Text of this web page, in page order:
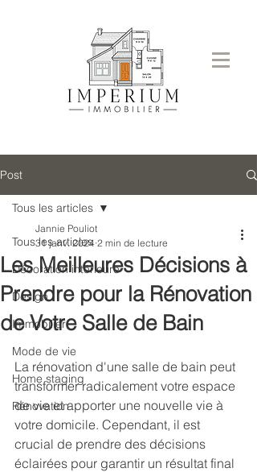
Post
Tous les articles
Décoration intérieure
Design
Immobilier
Mode de vie
Home staging
Rénovation
Tous les articles
Les Meilleures Décisions à
Prendre pour la Rénovation
de Votre Salle de Bain
Jannie Pouliot
31 janv. 2024 2 min de lecture
La rénovation d'une salle de bain peut
transformer radicalement votre espace
de vie et apporter une nouvelle vie à
votre domicile. Cependant, il est
crucial de prendre des décisions
éclairées pour garantir un résultat final